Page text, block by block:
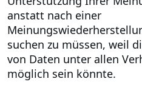
anstatt nach einer
suchen zu müssen, weil
von Daten unter allen
möglich sein könnte.